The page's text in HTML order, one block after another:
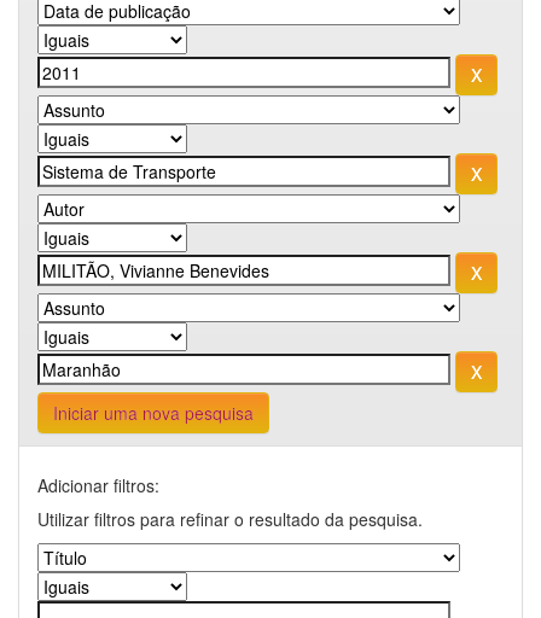
Iniciar uma nova pesquisa
Adicionar filtros:
Utilizar filtros para refinar o resultado da pesquisa.